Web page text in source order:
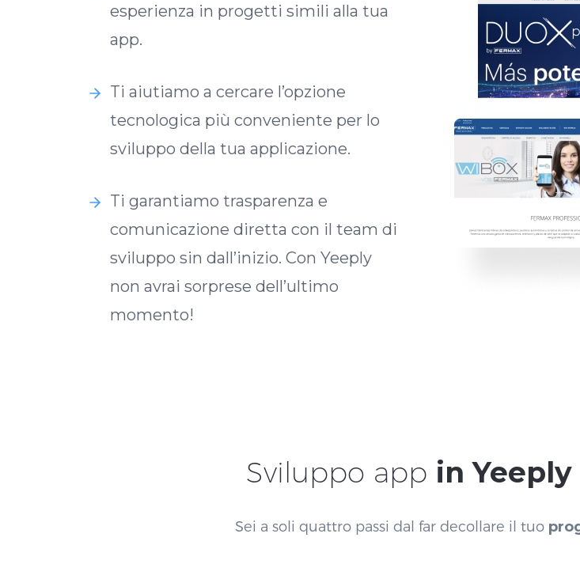
esperienza in progetti simili alla tua
app.
Ti aiutiamo a cercare l’opzione
tecnologica più conveniente per lo
sviluppo della tua applicazione.
Ti garantiamo trasparenza e
comunicazione diretta con il team di
sviluppo sin dall’inizio. Con Yeeply
non avrai sorprese dell’ultimo
momento!
Sviluppo app in Yeeply
Sei a soli quattro passi dal far decollare il tuo